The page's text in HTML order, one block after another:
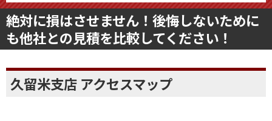
絶対に損はさせません！後悔しないために
も他社との見積を比較してください！
久留米支店 アクセスマップ